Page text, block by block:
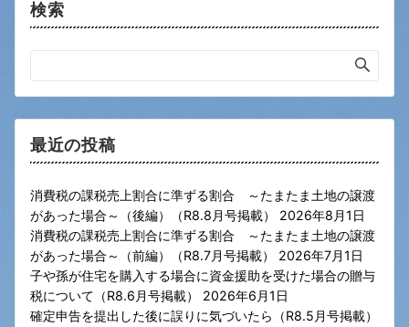
検索
最近の投稿
消費税の課税売上割合に準ずる割合 ～たまたま土地の譲渡
があった場合～（後編）（R8.8月号掲載）
2026年8月1日
消費税の課税売上割合に準ずる割合 ～たまたま土地の譲渡
があった場合～（前編）（R8.7月号掲載）
2026年7月1日
子や孫が住宅を購入する場合に資金援助を受けた場合の贈与
税について（R8.6月号掲載）
2026年6月1日
確定申告を提出した後に誤りに気づいたら（R8.5月号掲載）